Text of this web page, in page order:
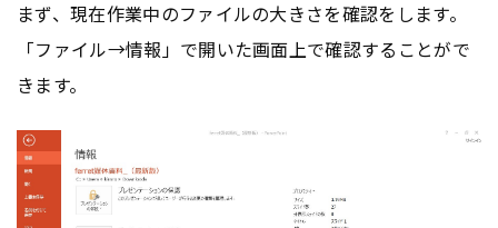
まず、現在作業中のファイルの大きさを確認をします。
「ファイル→情報」で開いた画面上で確認することがで
きます。